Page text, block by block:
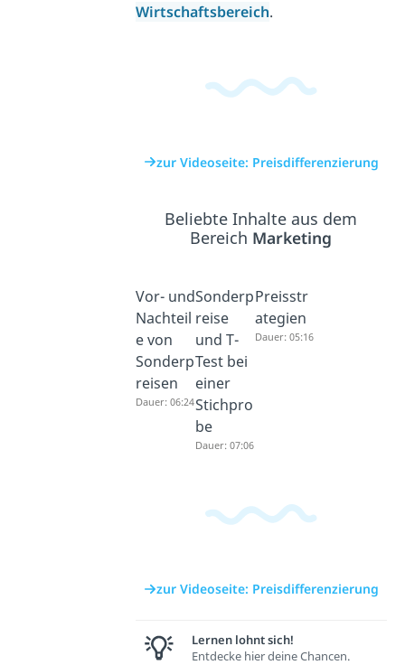
Wirtschaftsbereich.
zur Videoseite: Preisdifferenzierung
Beliebte Inhalte aus dem
Bereich Marketing
Vor- und
Nachteil
e von
Sonderp
reisen
Dauer: 06:24
Sonderp
reise
und T-
Test bei
einer
Stichpro
be
Dauer: 07:06
Preisstr
ategien
Dauer: 05:16
zur Videoseite: Preisdifferenzierung
Lernen lohnt sich!
Entdecke hier deine Chancen.